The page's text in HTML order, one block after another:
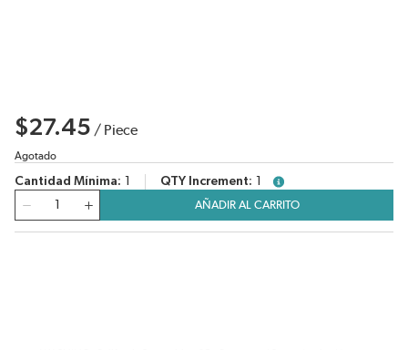
$27.45 / Piece
Agotado
Cantidad Mínima QTY Increment
more info
Cantidad
AÑADIR AL CARRITO